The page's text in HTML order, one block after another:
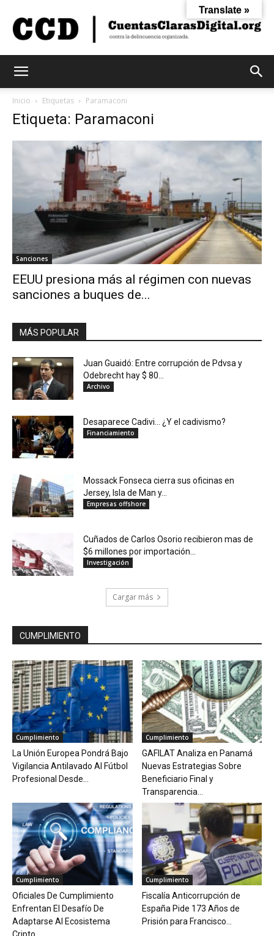
Digital
Inicio Etiquetas Paramaconi
Etiqueta: Paramaconi
Sanciones
EEUU presiona más al régimen con nuevas
sanciones a buques de...
MÁS POPULAR
Juan Guaidó: Entre corrupción de Pdvsa y
Odebrecht hay $ 80...
Archivo
Desaparece Cadivi… ¿Y el cadivismo?
Financiamiento
Mossack Fonseca cierra sus oficinas en
Jersey, Isla de Man y...
Empresas offshore
Cuñados de Carlos Osorio recibieron mas de
$6 millones por importación...
Investigación
Cargar más
CUMPLIMIENTO
Cumplimiento
La Unión Europea Pondrá Bajo
Vigilancia Antilavado Al Fútbol
Profesional Desde...
Cumplimiento
GAFILAT Analiza en Panamá
Nuevas Estrategias Sobre
Beneficiario Final y
Transparencia...
Cumplimiento
Oficiales De Cumplimiento
Enfrentan El Desafío De
Adaptarse Al Ecosistema
Cumplimiento
Fiscalía Anticorrupción de
España Pide 173 Años de
Prisión para Francisco...
Translate »